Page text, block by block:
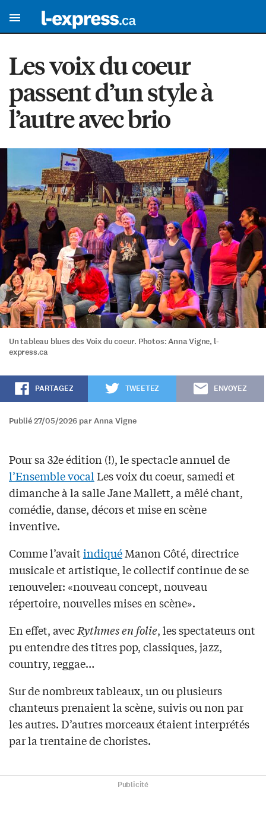
Les voix du coeur
passent d’un style à
l’autre avec brio
Un tableau blues des Voix du coeur. Photos: Anna Vigne, l-
express.ca
PARTAGEZ TWEETEZ ENVOYEZ
Publié 27/05/2026 par Anna Vigne
Pour sa 32e édition (!), le spectacle annuel de
l’Ensemble vocalLes voix du coeur, samedi et
dimanche à la salle Jane Mallett, a mêlé chant,
comédie, danse, décors et mise en scène
inventive.
Comme l’avaitindiquéManon Côté, directrice
musicale et artistique, le collectif continue de se
renouveler: «nouveau concept, nouveau
répertoire, nouvelles mises en scène».
En effet, avecRythmes en folie, les spectateurs ont
pu entendre des titres pop, classiques, jazz,
country, reggae…
Sur de nombreux tableaux, un ou plusieurs
chanteurs prenaient la scène, suivis ou non par
les autres. D’autres morceaux étaient interprétés
par la trentaine de choristes.
Publicité